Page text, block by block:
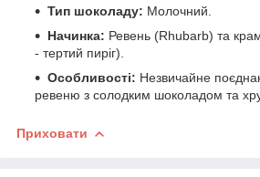
Тип шоколаду: Молочний.
Начинка: Ревень (Rhubarb) та
- тертий пиріг).
Особливості: Незвичайне
ревеню з солодким шоколадом та
Приховати